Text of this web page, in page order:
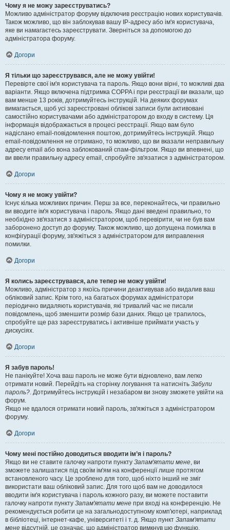
Чому я не можу зареєструватись?
Можливо адміністратор форуму відключив реєстрацію нових користувачів.
Також можливо, що він заблокував вашу IP-адресу або ім'я користувача,
яке ви намагаєтесь зареєструвати. Зверніться за допомогою до
адміністратора форуму.
Догори
Я тільки що зареєструвався, але не можу увійти!
Перевірте свої ім'я користувача та пароль. Якщо вони вірні, то можливі два
варіанти. Якщо включена підтримка COPPA і при реєстрації ви вказали, що
вам менше 13 років, дотримуйтесь інструкцій. На деяких форумах
вимагається, щоб усі зареєстровані облікові записи були активовані
самостійно користувачами або адміністратором до входу в систему. Ця
інформація відображається в процесі реєстрації. Якщо вам було
надіслано email-повідомлення поштою, дотримуйтесь інструкцій. Якщо
email-повідомлення не отримано, то можливо, що ви вказали неправильну
адресу email або вона заблокований спам-фільтром. Якщо ви впевнені, що
ви ввели правильну адресу email, спробуйте зв'язатися з адміністратором.
Догори
Чому я не можу увійти?
Існує кілька можливих причин. Перш за все, переконайтесь, чи правильно
ви вводите ім'я користувача і пароль. Якщо дані введені правильно, то
необхідно зв'язатися з адміністратором, щоб перевірити, чи не був вам
заборонено доступ до форуму. Також можливо, що допущена помилка в
конфігурації форуму, зв'яжіться з адміністратором для виправлення
помилки.
Догори
Я колись зареєструвався, але тепер не можу увійти!
Можливо, адміністратор з якоїсь причини деактивував або видалив ваш
обліковий запис. Крім того, на багатьох форумах адміністратори
періодично видаляють користувачів, які тривалий час не писали
повідомлень, щоб зменшити розмір бази даних. Якщо це трапилось,
спробуйте ще раз зареєструватись і активніше приймати участь у
дискусіях.
Догори
Я забув пароль!
Не панікуйте! Хоча ваш пароль не може бути відновлено, вам легко
отримати новий. Перейдіть на сторінку логування та натисніть Забули
пароль?. Дотримуйтесь інструкцій і незабаром ви знову зможете увійти на
форум.
Якщо не вдалося отримати новий пароль, зв'яжіться з адміністратором
форуму.
Догори
Чому мені постійно доводиться вводити ім’я і пароль?
Якщо ви не ставите галочку напроти пункту Запам'ятати мене, ви
зможете залишатися під своїм ім'ям на конференції лише протягом
встановленого часу. Це зроблено для того, щоб ніхто інший не зміг
використати ваш обліковий запис. Для того щоб вам не доводилося
вводити ім'я користувача і пароль кожного разу, ви можете поставити
галочку напроти пункту Запам'ятати мене при вході на конференцію. Не
рекомендується робити це на загальнодоступному комп'ютері, наприклад
в бібліотеці, інтернет-кафе, університеті і т. д. Якщо пункт Запам'ятати
мене відсутній, це означає, що адміністратор вимкнув цю функцію.